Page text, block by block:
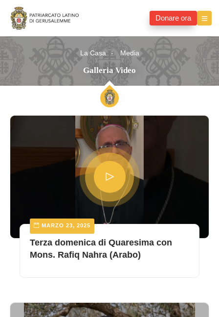
Donare ora
La Casa Media
Galleria Video
MARZO 23, 2025
Terza domenica di Quaresima con
Mons. Rafiq Nahra (Arabo)